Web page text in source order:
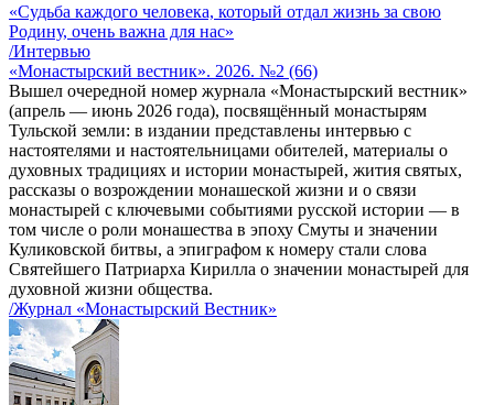
«Судьба каждого человека, который отдал жизнь за свою
Родину, очень важна для нас»
/Интервью
«Монастырский вестник». 2026. №2 (66)
Вышел очередной номер журнала «Монастырский вестник»
(апрель — июнь 2026 года), посвящённый монастырям
Тульской земли: в издании представлены интервью с
настоятелями и настоятельницами обителей, материалы о
духовных традициях и истории монастырей, жития святых,
рассказы о возрождении монашеской жизни и о связи
монастырей с ключевыми событиями русской истории — в
том числе о роли монашества в эпоху Смуты и значении
Куликовской битвы, а эпиграфом к номеру стали слова
Святейшего Патриарха Кирилла о значении монастырей для
духовной жизни общества.
/Журнал «Монастырский Вестник»